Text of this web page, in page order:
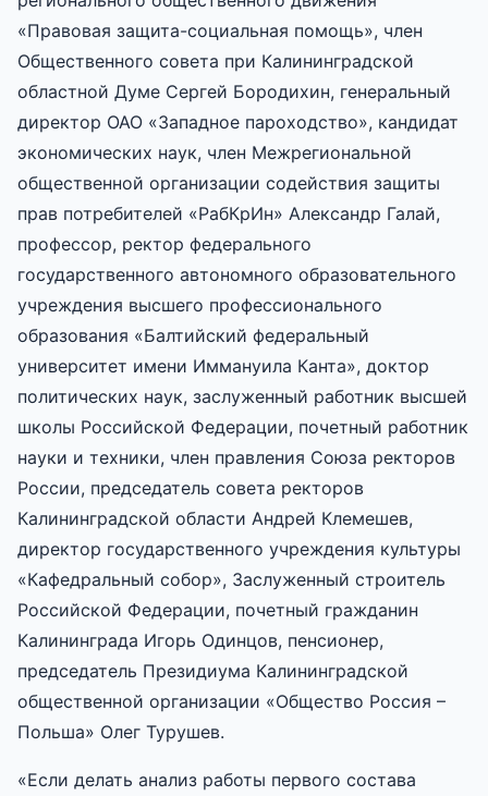
«Правовая защита-социальная помощь», член
Общественного совета при Калининградской
областной Думе Сергей Бородихин, генеральный
директор ОАО «Западное пароходство», кандидат
экономических наук, член Межрегиональной
общественной организации содействия защиты
прав потребителей «РабКрИн» Александр Галай,
профессор, ректор федерального
государственного автономного образовательного
учреждения высшего профессионального
образования «Балтийский федеральный
университет имени Иммануила Канта», доктор
политических наук, заслуженный работник высшей
школы Российской Федерации, почетный работник
науки и техники, член правления Союза ректоров
России, председатель совета ректоров
Калининградской области Андрей Клемешев,
директор государственного учреждения культуры
«Кафедральный собор», Заслуженный строитель
Российской Федерации, почетный гражданин
Калининграда Игорь Одинцов, пенсионер,
председатель Президиума Калининградской
общественной организации «Общество Россия –
Польша» Олег Турушев.
«Если делать анализ работы первого состава